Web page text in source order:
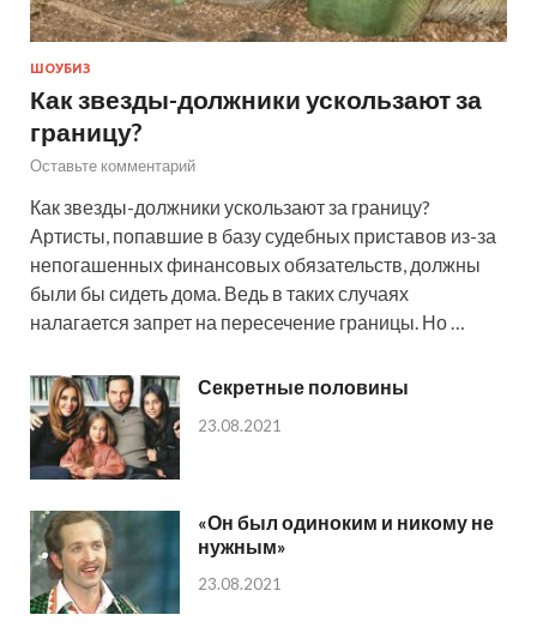
ШОУБИЗ
Как звезды-должники ускользают за
границу?
Оставьте комментарий
Как звезды-должники ускользают за границу?
Артисты, попавшие в базу судебных приставов из-за
непогашенных финансовых обязательств, должны
были бы сидеть дома. Ведь в таких случаях
налагается запрет на пересечение границы. Но …
Секретные половины
23.08.2021
«Он был одиноким и никому не
нужным»
23.08.2021